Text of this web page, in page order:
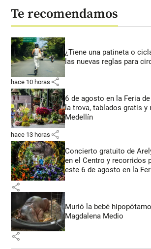
Te recomendamos
¿Tiene una patineta o
las nuevas reglas para
hace 10 horas share
6 de agosto en la Feria
la trova, tablados gratis y
Medellín
hace 13 horas share
Concierto gratuito de
en el Centro y recorridos
este 6 de agosto en la
share
Murió la bebé
Magdalena Medio
share